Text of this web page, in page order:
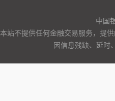
中国
本站不提供任何金融交易服务，提
因信息残缺、延时